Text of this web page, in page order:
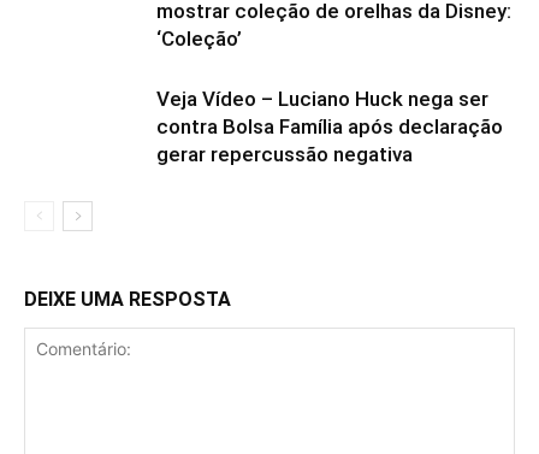
mostrar coleção de orelhas da Disney:
‘Coleção’
Veja Vídeo – Luciano Huck nega ser
contra Bolsa Família após declaração
gerar repercussão negativa
DEIXE UMA RESPOSTA